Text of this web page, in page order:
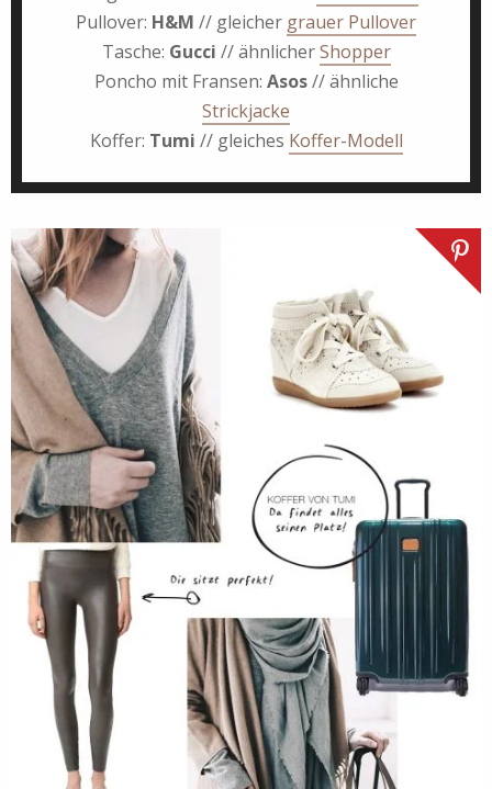
Pullover: H&M // gleicher grauer Pullover
Tasche: Gucci // ähnlicherShopper
Poncho mit Fransen: Asos// ähnliche
Strickjacke
Koffer: Tumi // gleiches Koffer-Modell